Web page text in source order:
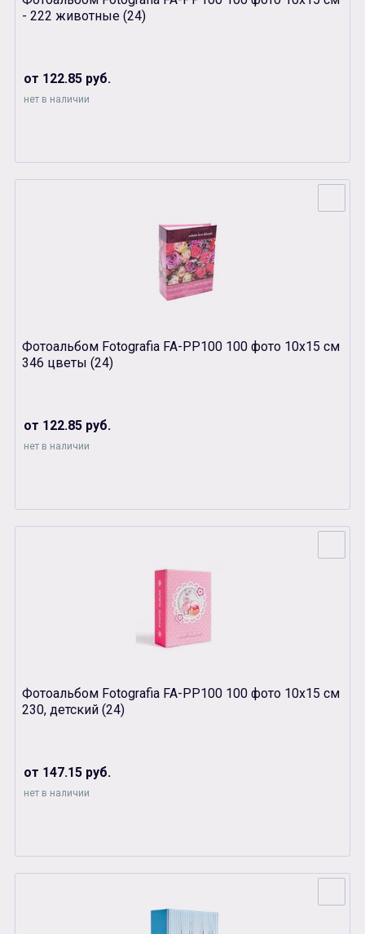
- 222 животные (24)
от 122.85 руб.
нет в наличии
Фотоальбом Fotografia FA-PP100 100 фото 10х15 см
346 цветы (24)
от 122.85 руб.
нет в наличии
Фотоальбом Fotografia FA-PP100 100 фото 10х15 см
230, детский (24)
от 147.15 руб.
нет в наличии